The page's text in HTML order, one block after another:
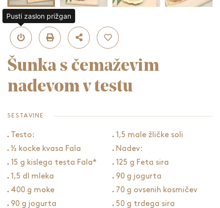
Šunka s čemaževim
nadevom v testu
SESTAVINE
Testo:
½ kocke kvasa Fala
15 g kislega testa Fala*
1,5 dl mleka
400 g moke
90 g jogurta
1,5 male žličke soli
Nadev:
125 g Feta sira
90 g jogurta
70 g ovsenih kosmičev
50 g trdega sira
Pusti zaslon prižgan